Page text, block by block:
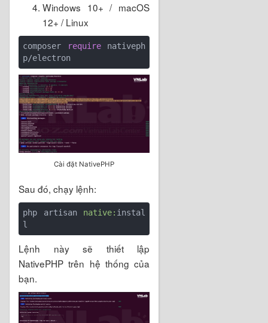
Windows 10+ / macOS
12+ / Linux
composer require nativeph
p/electron
Cài đặt NativePHP
Sau đó, chạy lệnh:
php artisan native: instal
l
Lệnh này sẽ thiết lập
NativePHP trên hệ thống của
bạn.